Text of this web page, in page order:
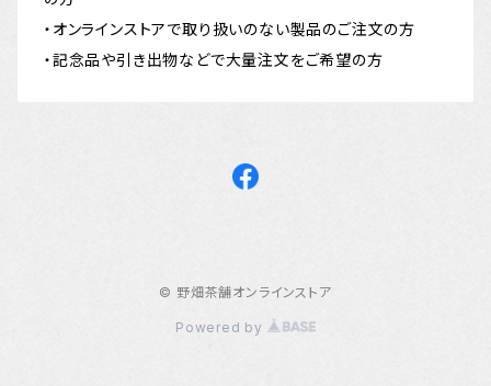
・オンラインストアで取り扱いのない製品のご注文の方
・記念品や引き出物などで大量注文をご希望の方
© 野畑茶舗オンラインストア
Powered by